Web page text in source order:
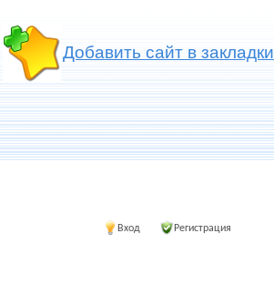
Добавить сайт в закладки
Регистрация
Вход